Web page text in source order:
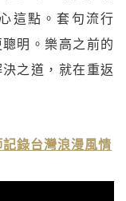
這點。套句流行
明。樂高之前的
之道，就在重返
錄台灣浪漫風情